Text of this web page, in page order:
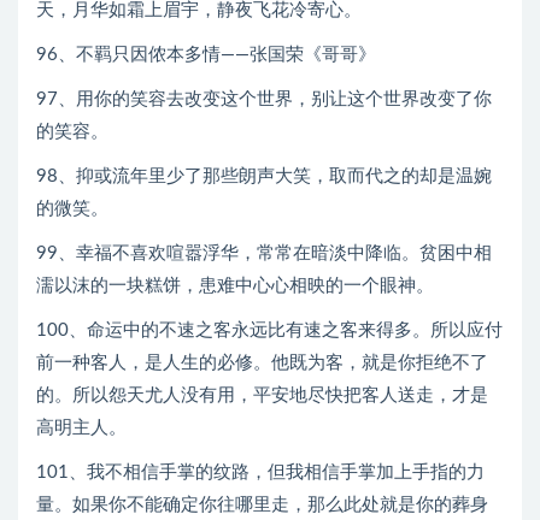
天，月华如霜上眉宇，静夜飞花冷寄心。
96、不羁只因侬本多情——张国荣《哥哥》
97、用你的笑容去改变这个世界，别让这个世界改变了你
的笑容。
98、抑或流年里少了那些朗声大笑，取而代之的却是温婉
的微笑。
99、幸福不喜欢喧嚣浮华，常常在暗淡中降临。贫困中相
濡以沫的一块糕饼，患难中心心相映的一个眼神。
100、命运中的不速之客永远比有速之客来得多。所以应付
前一种客人，是人生的必修。他既为客，就是你拒绝不了
的。所以怨天尤人没有用，平安地尽快把客人送走，才是
高明主人。
101、我不相信手掌的纹路，但我相信手掌加上手指的力
量。如果你不能确定你往哪里走，那么此处就是你的葬身